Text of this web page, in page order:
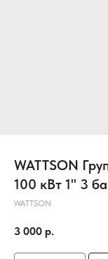
WATTSON
100 кВт 1" 3
WATTSON
3 000 р.